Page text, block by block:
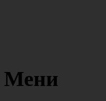
Мени